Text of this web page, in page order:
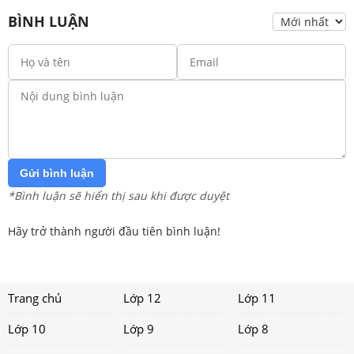
BÌNH LUẬN
Gửi bình luận
*Bình luận sẽ hiển thị sau khi được duyệt
Hãy trở thành người đầu tiên bình luận!
Trang chủ Lớp 12
Lớp 11
Lớp 10
Lớp 9
Lớp 8